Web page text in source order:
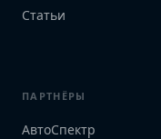
Статьи
ПАРТНЁРЫ
АвтоСпектр